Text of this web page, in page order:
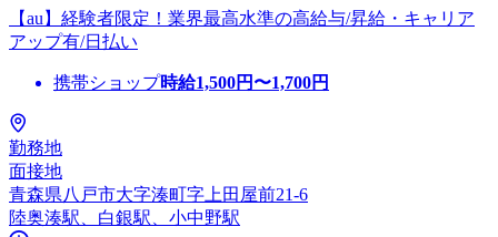
【au】経験者限定！業界最高水準の高給与/昇給・キャリア
アップ有/日払い
携帯ショップ時給1,500円〜1,700円
勤務地
面接地
青森県八戸市大字湊町字上田屋前21-6
陸奥湊駅、白銀駅、小中野駅